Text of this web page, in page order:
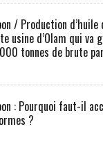
/ Production d’huile
usine d’Olam qui va
tonnes de brute
: Pourquoi faut-il
?